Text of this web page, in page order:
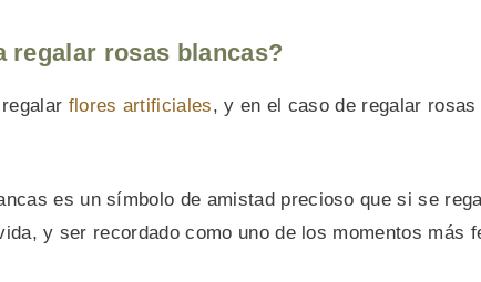
regalar rosas blancas?
flores artificiales, y en el caso de regalar
es un símbolo de amistad precioso que si se
y ser recordado como uno de los momentos más